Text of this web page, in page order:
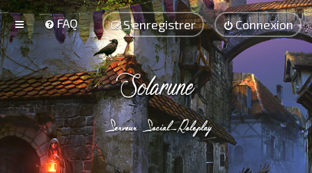
FAQ Connexion
S’enregistrer